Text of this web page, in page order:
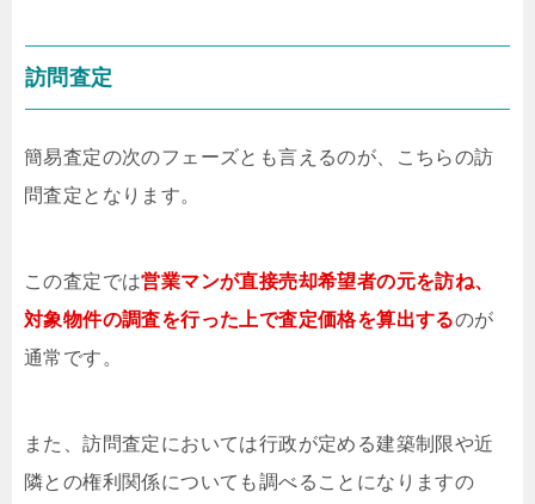
訪問査定
簡易査定の次のフェーズとも言えるのが、こちらの訪
問査定となります。
この査定では営業マンが直接売却希望者の元を訪ね、
対象物件の調査を行った上で査定価格を算出するのが
通常です。
また、訪問査定においては行政が定める建築制限や近
隣との権利関係についても調べることになりますの